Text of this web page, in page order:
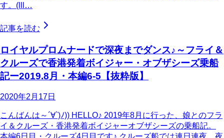
す。(lll…
記事を読む
ロイヤルプロムナードで深夜までダンス♪～フライ＆
クルーズで香港発着ボイジャー・オブザシーズ乗船
記ー2019.8月・本編6-5【抜粋版】
2020年2月17日
こんばんは～´∀`)ﾉ)) HELLO♪ 2019年8月に行った、娘とのフラ
イ＆クルーズ・香港発着ボイジャーオブザシーズの乗船記。